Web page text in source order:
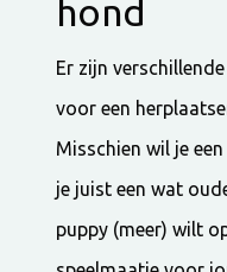
hond
Er zijn
voor een
Misschien wil je
je juist een wat
puppy (meer) wilt